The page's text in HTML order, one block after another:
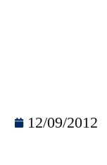
12/09/2012